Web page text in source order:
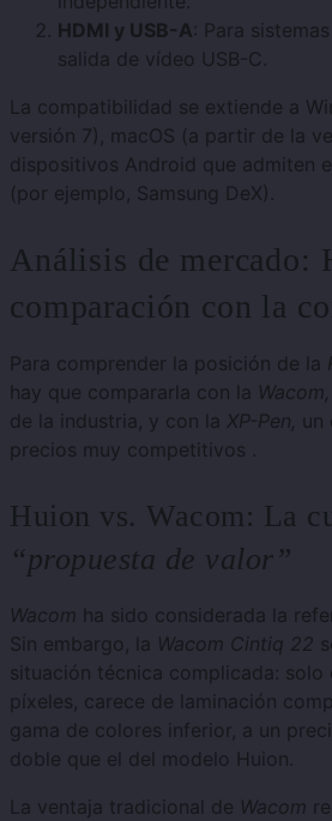
HDMI y USB-A: Para
salida de vídeo USB-C.
La compatibilidad se extiende a
versión 7), macOS (a partir de la
dispositivos Android que admiten
(por ejemplo, Samsung DeX).
Análisis de mercado:
comparación con la
Para comprender la posición de la
hay que compararla con la
de la industria, y con la XP-Pen, un
precios muy competitivos .
Huion vs. Wacom: La
“propuesta de valor”
Wacom ha sido considerada la
Sin embargo, la Wacom Cintiq 22
situación técnica complicada:
píxeles, carece de laminación
gama de colores inferior, a un
doble que el del modelo Huion.
La ventaja tradicional de Wacom